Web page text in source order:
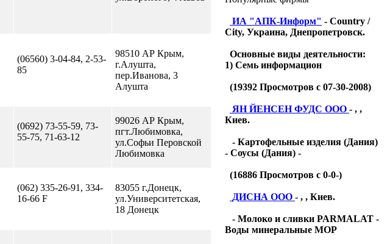
(06560) 3-04-84, 2-53-
85
98510 АР Крым,
г.Алушта,
пер.Иванова, 3
Алушта
(0692) 73-55-59, 73-
55-75, 71-63-12
99026 АР Крым,
пгт.Любимовка,
ул.Софьи Перовской
Любимовка
(062) 335-26-91, 334-
16-66 F
83055 г.Донецк,
ул.Университетская,
18 Донецк
ИА "АПК-Информ" - Country /
City, Украина, Днепропетровск.
Основные виды деятельности:
1) Семь информацион
(19392 Просмотров с 07-30-2008)
ЯН ЙЕНСЕН ФУДС ООО - , ,
Киев.
- Картофельные изделия (Дания)
- Соусы (Дания) -
(16886 Просмотров с 0-0-)
ДИСНА ООО - , , Киев.
- Молоко и сливки PARMALAT -
Воды минеральные МОР